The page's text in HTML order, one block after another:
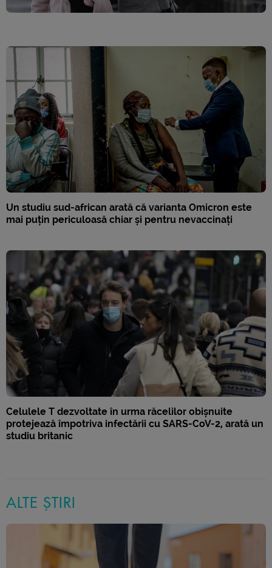
Un studiu sud-african arată că varianta Omicron este
mai puțin periculoasă chiar și pentru nevaccinați
Celulele T dezvoltate în urma răcelilor obișnuite
protejează împotriva infectării cu SARS-CoV-2, arată un
studiu britanic
ALTE ȘTIRI